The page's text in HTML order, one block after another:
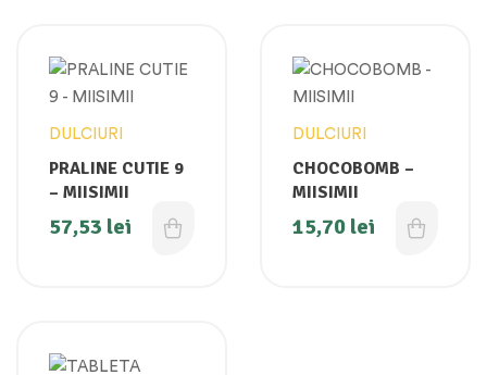
DULCIURI
PRALINE CUTIE 9
– MIISIMII
57,53 lei
DULCIURI
CHOCOBOMB –
MIISIMII
15,70 lei